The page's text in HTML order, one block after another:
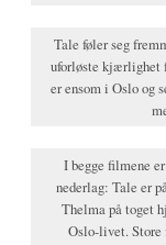
Tale føler seg
uforløste kjærlighet
er ensom i Oslo og
I begge filmene
nederlag: Tale er
Thelma på toget
Oslo-livet. Store